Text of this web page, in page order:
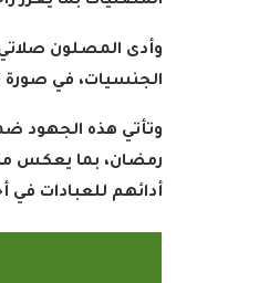
وأدى المصلون
الجنسيات، في
وتأتي هذه الجهود
رمضان، بما يعكس
أدائهم للعبادات في